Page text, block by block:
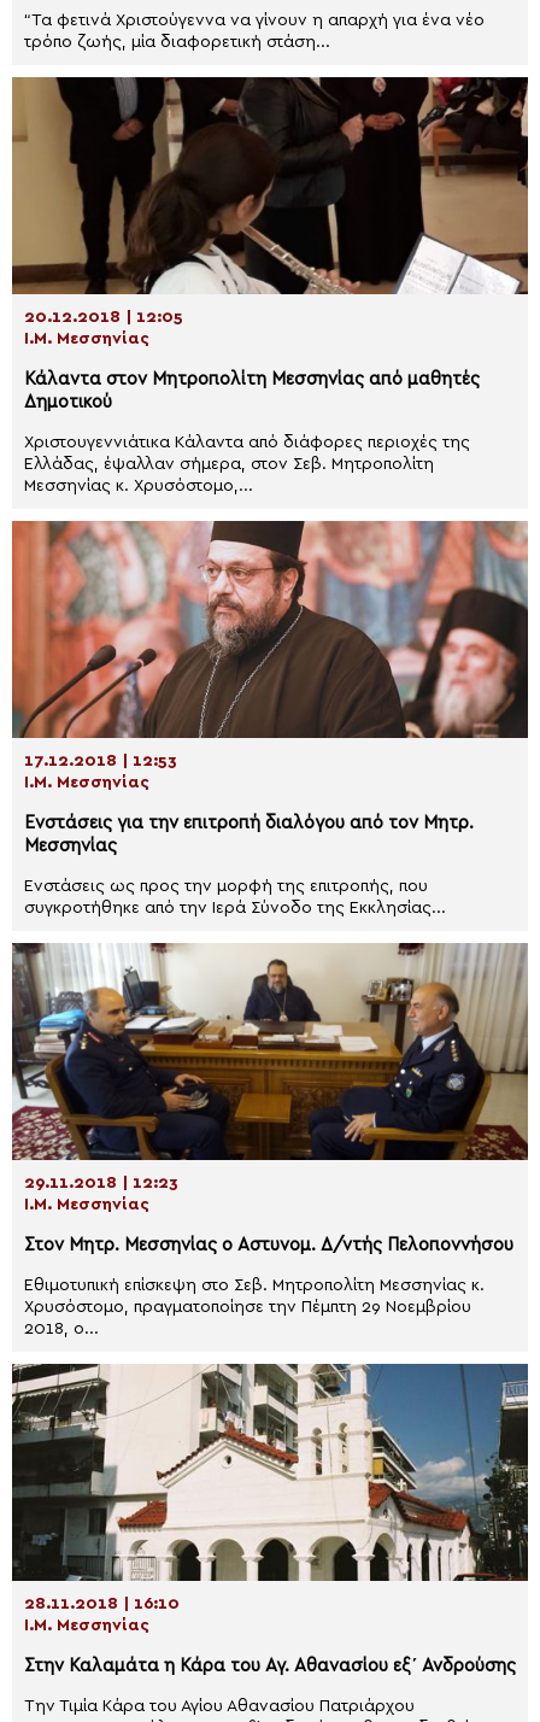
“Τα φετινά Χριστούγεννα να γίνουν η απαρχή για ένα νέο
τρόπο ζωής, μία διαφορετική στάση...
20.12.2018 | 12:05
Ι.Μ. Μεσσηνίας
Κάλαντα στον Μητροπολίτη Μεσσηνίας από μαθητές
Δημοτικού
Χριστουγεννιάτικα Κάλαντα από διάφορες περιοχές της
Ελλάδας, έψαλλαν σήμερα, στον Σεβ. Μητροπολίτη
Μεσσηνίας κ. Χρυσόστομο,...
17.12.2018 | 12:53
Ι.Μ. Μεσσηνίας
Ενστάσεις για την επιτροπή διαλόγου από τον Μητρ.
Μεσσηνίας
Ενστάσεις ως προς την μορφή της επιτροπής, που
συγκροτήθηκε από την Ιερά Σύνοδο της Εκκλησίας...
29.11.2018 | 12:23
Ι.Μ. Μεσσηνίας
Στον Μητρ. Μεσσηνίας ο Aστυνομ. Δ/ντής Πελοποννήσου
Εθιμοτυπική επίσκεψη στο Σεβ. Μητροπολίτη Μεσσηνίας κ.
Χρυσόστομο, πραγματοποίησε την Πέμπτη 29 Νοεμβρίου
2018, ο...
28.11.2018 | 16:10
Ι.Μ. Μεσσηνίας
Στην Καλαμάτα η Κάρα του Αγ. Αθανασίου εξ΄ Ανδρούσης
Την Τιμία Κάρα του Αγίου Αθανασίου Πατριάρχου